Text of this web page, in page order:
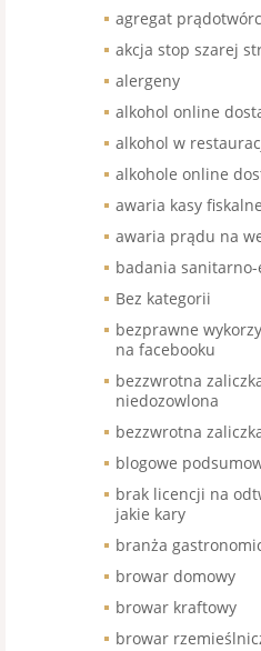
agregat
akcja stop szarej
alergeny
alkohol online
alkohol w
alkohole online
awaria kasy
awaria prądu na
badania
Bez kategorii
bezprawne
na facebooku
bezzwrotna
niedozowlona
bezzwrotna
blogowe
brak licencji na
jakie kary
branża
browar domowy
browar kraftowy
browar